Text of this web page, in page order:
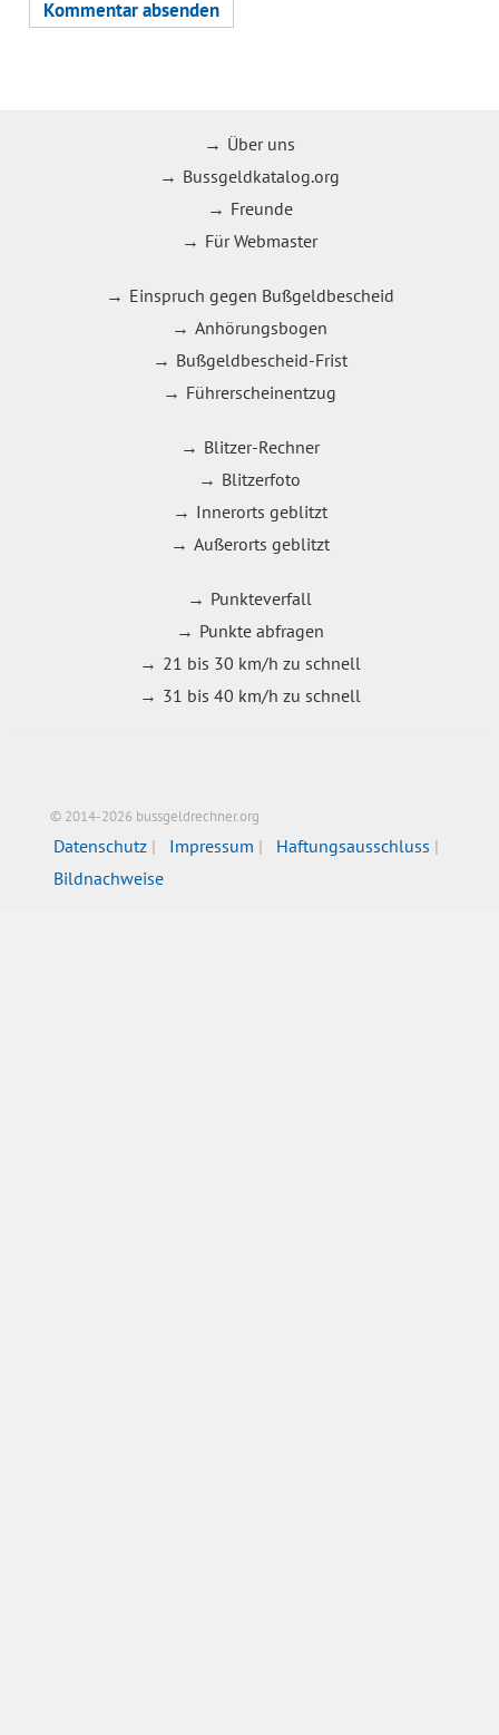
Über uns
Bussgeldkatalog.org
Freunde
Für Webmaster
Einspruch gegen Bußgeldbescheid
Anhörungsbogen
Bußgeldbescheid-Frist
Führerscheinentzug
Blitzer-Rechner
Blitzerfoto
Innerorts geblitzt
Außerorts geblitzt
Punkteverfall
Punkte abfragen
21 bis 30 km/h zu schnell
31 bis 40 km/h zu schnell
© 2014-2026 bussgeldrechner.org
Datenschutz Impressum
Haftungsausschluss
Bildnachweise